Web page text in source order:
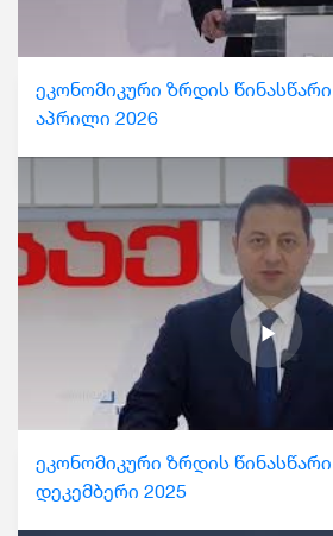
ეკონომიკური ზრდის
აპრილი 2026
ეკონომიკური ზრდის
დეკემბერი 2025